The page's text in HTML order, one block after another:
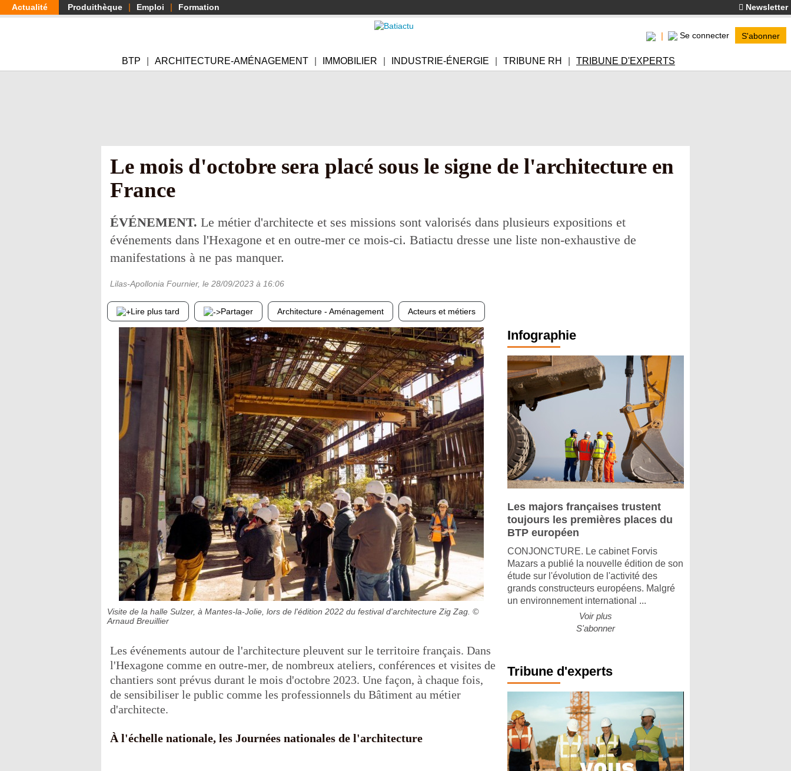
Aller
au
Actualité Produithèque Emploi Formation Newsletter
Se connecter S'abonner
BTP ARCHITECTURE-AMÉNAGEMENT IMMOBILIER INDUSTRIE-ÉNERGIE TRIBUNE RH TRIBUNE D'EXPERTS
Le mois d'octobre sera placé sous le signe de l'architecture en
France
ÉVÉNEMENT. Le métier d'architecte et ses missions sont valorisés dans plusieurs expositions et
événements dans l'Hexagone et en outre-mer ce mois-ci. Batiactu dresse une liste non-exhaustive de
manifestations à ne pas manquer.
Lilas-Apollonia Fournier, le 28/09/2023 à 16:06
Lire plus tard Partager Architecture - Aménagement Acteurs et métiers
Visite de la halle Sulzer, à Mantes-la-Jolie, lors de l'édition 2022 du festival d'architecture Zig Zag. ©
Arnaud Breuillier
Les événements autour de l'architecture pleuvent sur le territoire français. Dans
l'Hexagone comme en outre-mer, de nombreux ateliers, conférences et visites de
chantiers sont prévus durant le mois d'octobre 2023. Une façon, à chaque fois,
de sensibiliser le public comme les professionnels du Bâtiment au métier
d'architecte.
À l'échelle nationale, les Journées nationales de l'architecture
Infographie
Les majors françaises trustent
toujours les premières places du
BTP européen
CONJONCTURE. Le cabinet Forvis
Mazars a publié la nouvelle édition de son
étude sur l'évolution de l'activité des
grands constructeurs européens. Malgré
un environnement international ...
Voir plus
S'abonner
Tribune d'experts